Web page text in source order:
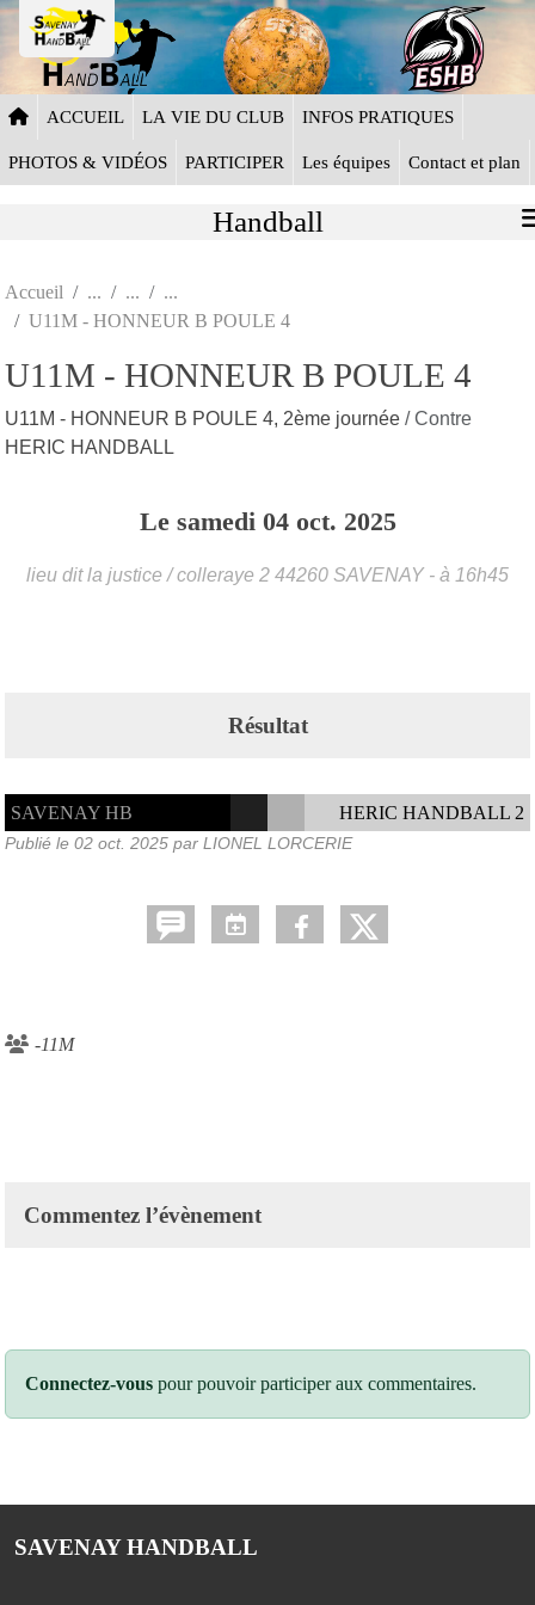
ACCUEIL LA VIE DU CLUB INFOS PRATIQUES
PHOTOS & VIDÉOS PARTICIPER Les équipes Contact et plan
Handball
Accueil
U11M - HONNEUR B POULE 4
U11M - HONNEUR B POULE 4
U11M - HONNEUR B POULE 4, 2ème journée / Contre
HERIC HANDBALL
Le samedi 04 oct. 2025
lieu dit la justice / colleraye 2 44260 SAVENAY - à 16h45
Résultat
SAVENAY HB HERIC HANDBALL 2
Publié le 02 oct. 2025 par LIONEL LORCERIE
-11M
Commentez l’évènement
Connectez-vous pour pouvoir participer aux commentaires.
SAVENAY HANDBALL
Panneau de gestion des cookies